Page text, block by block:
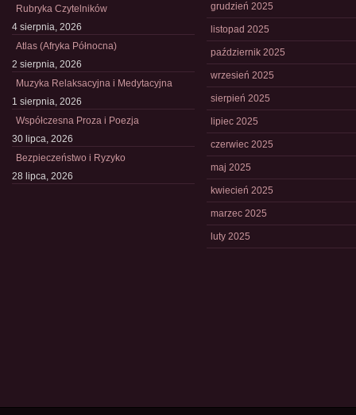
Rubryka Czytelników
4 sierpnia, 2026
Atlas (Afryka Północna)
2 sierpnia, 2026
Muzyka Relaksacyjna i Medytacyjna
1 sierpnia, 2026
Współczesna Proza i Poezja
30 lipca, 2026
Bezpieczeństwo i Ryzyko
28 lipca, 2026
grudzień 2025
listopad 2025
październik 2025
wrzesień 2025
sierpień 2025
lipiec 2025
czerwiec 2025
maj 2025
kwiecień 2025
marzec 2025
luty 2025